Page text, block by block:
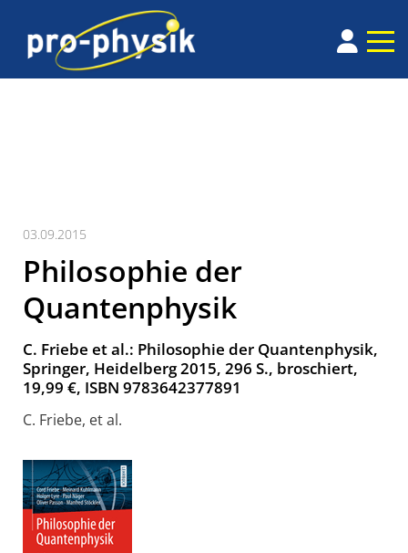
03.09.2015
Philosophie der
Quantenphysik
C. Friebe et al.: Philosophie der Quantenphysik,
Springer, Heidelberg 2015, 296 S., broschiert,
19,99 €, ISBN 9783642377891
C. Friebe, et al.